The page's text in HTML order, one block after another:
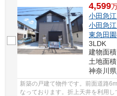
4,599
小田急
小田急
東急田
3LDK
建物面
土地面
神奈川県
新築の戸建て物件です。前面道路
なっております。折上天井を利用し